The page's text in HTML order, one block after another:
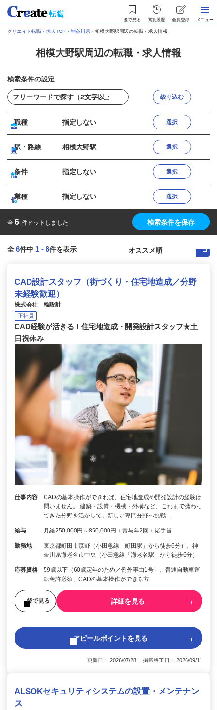
後で見る 閲覧履歴 会員登録 メニュー
クリエイト転職・求人TOP ＞神奈川県＞相模大野駅周辺の転職・求人情報
相模大野駅周辺の転職・求人情報
検索条件の設定
絞り込む
職種 指定しない 選択
駅・路線 相模大野駅 選択
条件 指定しない 選択
業種 指定しない 選択
全 6 件ヒットしました 検索条件を保存
全 6件中 1 - 6件を表示
CAD設計スタッフ（街づくり・住宅地造成／分野
未経験歓迎）
株式会社 輪設計
正社員
CAD経験が活きる！住宅地造成・開発設計スタッフ★土
日祝休み
仕事内容
CADの基本操作ができれば、住宅地造成や開発設計の経験は
問いません。 建築・設備・機械・外構など、これまで携わっ
てきた分野を活かして、新しい専門分野へ挑戦…
給与 月給250,000円～850,000円＋賞与年2回＋諸手当
勤務地
東京都町田市森野（小田急線「町田駅」から徒歩6分）、神
奈川県海老名市中央（小田急線「海老名駅」から徒歩6分）
応募資格
59歳以下（60歳定年のため／例外事由1号）、普通自動車運
転免許必須、CADの基本操作ができる方
後で見る 詳細を見る
アピールポイントを見る
更新日： 2026/07/28 掲載終了日： 2026/09/11
ALSOKセキュリティシステムの設置・メンテナン
ス